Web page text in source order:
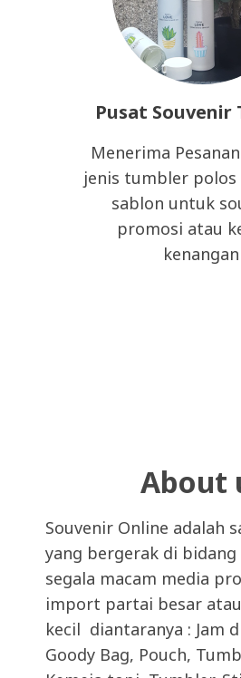
Pusat Souvenir
Menerima
jenis tumbler polos
sablon untuk
promosi atau
kenangan
About
Souvenir Online adalah
yang bergerak di bidang
segala macam media
import partai besar atau
kecil diantaranya : Jam
Goody Bag, Pouch,